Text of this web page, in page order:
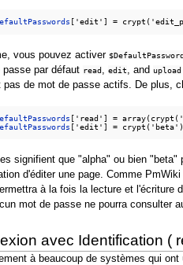
vous pouvez activer
passe par défaut read, edit , and upload
pas de mot de passe actifs. De plus,
['read'] =
signifient que "alpha" ou bien
d'éditer une page. Comme
à la fois la lecture et l'écriture
mot de passe ne pourra consulter
avec Identification (
à beaucoup de systèmes qui